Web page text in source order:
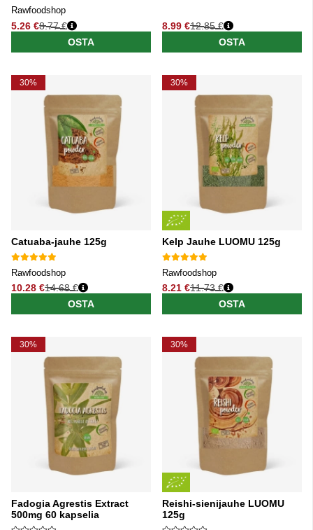
Rawfoodshop
5.26 €
Normaali hinta
8.77 €
OSTA
8.99 €
Normaali hinta
12.85 €
OSTA
30%
Catuaba-jauhe 125g
Rawfoodshop
10.28 €
Normaali hinta
14.68 €
OSTA
30%
Kelp Jauhe LUOMU 125g
Rawfoodshop
8.21 €
Normaali hinta
11.73 €
OSTA
30%
Fadogia Agrestis Extract
500mg 60 kapselia
30%
Reishi-sienijauhe LUOMU
125g